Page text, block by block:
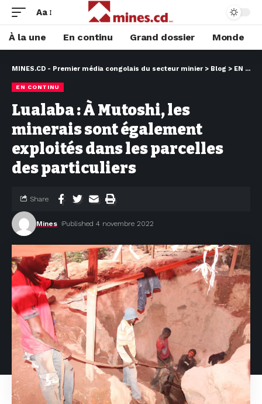
Aa
À la une En continu Grand dossier Monde
MINES.CD - Premier média congolais du secteur minier > Blog > EN CONTINU
EN CONTINU
Lualaba : À Mutoshi, les
minerais sont également
exploités dans les parcelles
des particuliers
Mines Published 4 novembre 2022
Share